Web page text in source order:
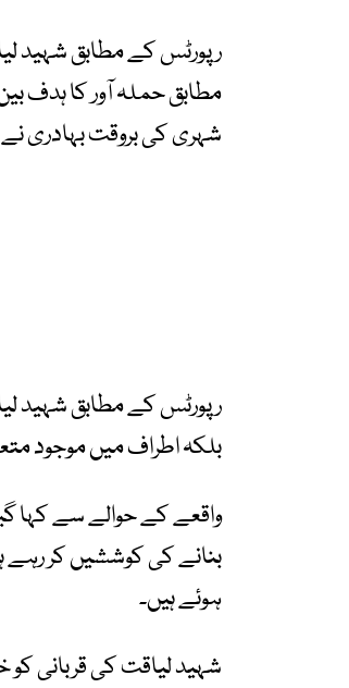
رپورٹس کے مطابق شہید
مطابق حملہ آور کا ہدف
شہری کی بروقت بہادری
رپورٹس کے مطابق شہید
بلکہ اطراف میں موجود
واقعے کے حوالے سے کہا
بنانے کی کوششیں کر رہے
ہوئے ہیں۔
شہید لیاقت کی قربانی